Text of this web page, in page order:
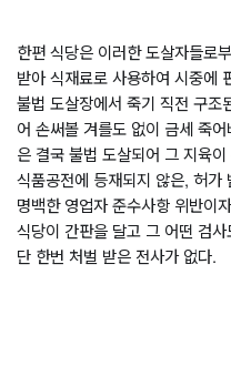
한편 식당은 이러한 도살자들로
받아 식재료로 사용하여 시중에
불법 도살장에서 죽기 직전 구조
어 손써볼 겨를도 없이 금세 죽
은 결국 불법 도살되어 그 지육
식품공전에 등재되지 않은, 허가
명백한 영업자 준수사항 위반이
식당이 간판을 달고 그 어떤 검
단 한번 처벌 받은 전사가 없다.